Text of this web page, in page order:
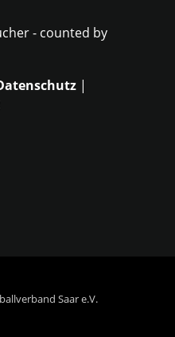
- counted by
|
Saar e.V.